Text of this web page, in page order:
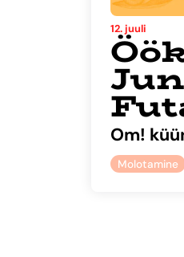
12. juuli
Jun
Om!
Molotamine